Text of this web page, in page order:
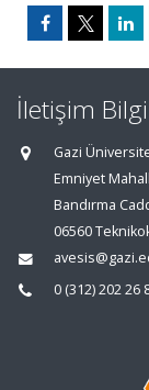
İletişim
Gazi
Emniyet
Bandırma
06560
0 (312) 202 26